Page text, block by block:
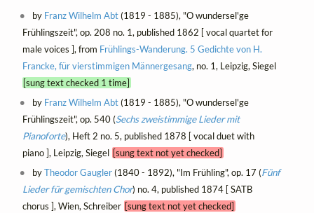
by Franz Wilhelm Abt(1819 - 1885), "O wundersel'ge
Frühlingszeit", op. 208 no. 1, published 1862 [ vocal quartet for
male voices ], from Frühlings-Wanderung. 5 Gedichte von H.
Francke, für vierstimmigen Männergesang, no. 1, Leipzig, Siegel
[sung text checked 1 time]
by Franz Wilhelm Abt(1819 - 1885), "O wundersel'ge
Frühlingszeit", op. 540 (Sechs zweistimmige Lieder mit
Pianoforte), Heft 2 no. 5, published 1878 [ vocal duet with
piano ], Leipzig, Siegel [sung text not yet checked]
byTheodor Gaugler(1840 - 1892), "Im Frühling", op. 17 (Fünf
Lieder für gemischten Chor) no. 4, published 1874 [ SATB
chorus ], Wien, Schreiber [sung text not yet checked]